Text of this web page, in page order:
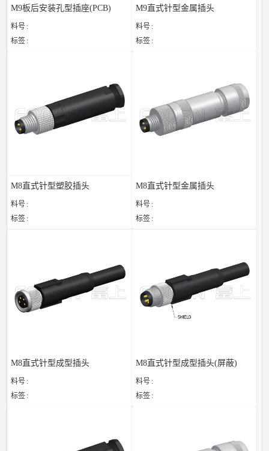
M9板后安装孔型插座(PCB)
料号
标签
M9直式针型金属插头
料号
标签
M8直式针型塑胶插头
料号
标签
M8直式针型金属插头
料号
标签
M8直式针型成型插头
料号
标签
M8直式针型成型插头(屏蔽)
料号
标签